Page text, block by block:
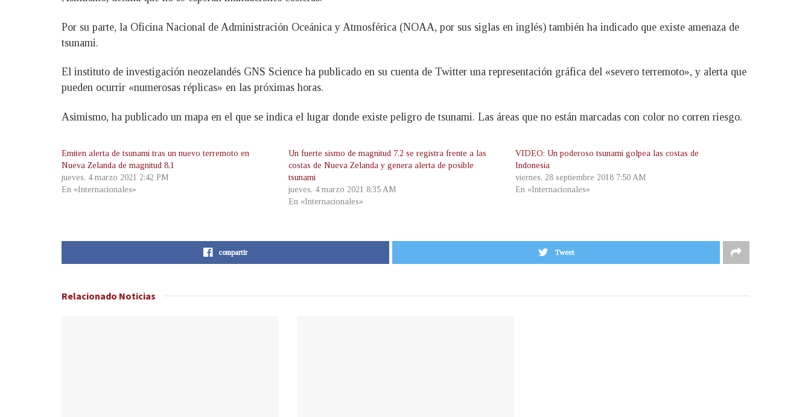
Por su parte, la Oficina Nacional de Administración Oceánica y Atmosférica (NOAA, por sus siglas en inglés) también ha indicado que existe amenaza de
tsunami.
El instituto de investigación neozelandés GNS Science ha publicado en su cuenta de Twitter una representación gráfica del «severo terremoto», y alerta que
pueden ocurrir «numerosas réplicas» en las próximas horas.
Asimismo, ha publicado un mapa en el que se indica el lugar donde existe peligro de tsunami. Las áreas que no están marcadas con color no corren riesgo.
Emiten alerta de tsunami tras un nuevo terremoto en
Nueva Zelanda de magnitud 8,1
jueves, 4 marzo 2021 2:42 PM
En «Internacionales»
Un fuerte sismo de magnitud 7,2 se registra frente a las
costas de Nueva Zelanda y genera alerta de posible
tsunami
jueves, 4 marzo 2021 8:35 AM
En «Internacionales»
VIDEO: Un poderoso tsunami golpea las costas de
Indonesia
viernes, 28 septiembre 2018 7:50 AM
En «Internacionales»
compartir Tweet
Relacionado Noticias